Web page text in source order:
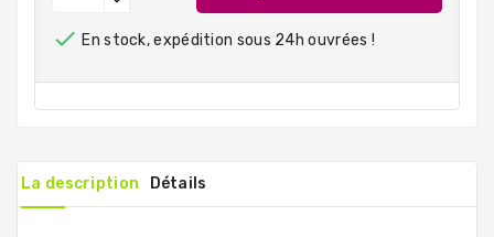
 En stock, expédition sous 24h ouvrées !
La description Détails